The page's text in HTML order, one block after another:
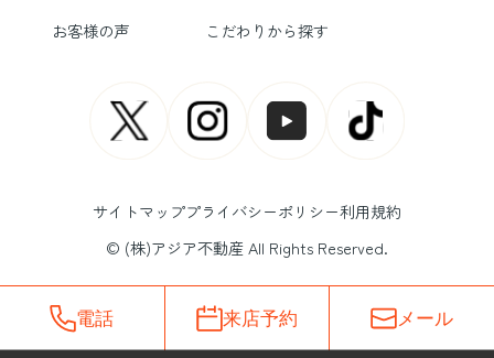
お客様の声
こだわりから探す
サイトマッププライバシーポリシー利用規約
© (株)アジア不動産 All Rights Reserved.
電話 来店予約 メール